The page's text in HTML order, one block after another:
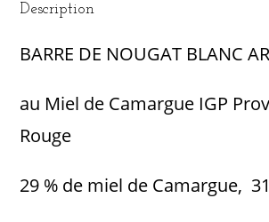
Description
BARRE DE NOUGAT BLANC
au Miel de Camargue IGP
Rouge
29 % de miel de Camargue,